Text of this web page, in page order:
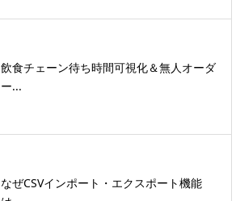
飲食チェーン待ち時間可視化＆無人オーダ
ー...
なぜCSVインポート・エクスポート機能